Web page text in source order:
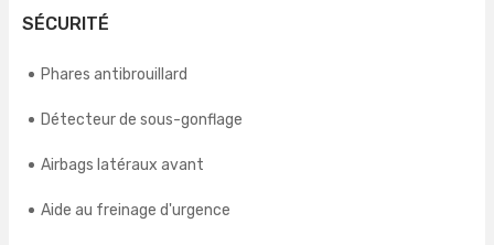
SÉCURITÉ
Phares antibrouillard
Détecteur de sous-gonflage
Airbags latéraux avant
Aide au freinage d'urgence